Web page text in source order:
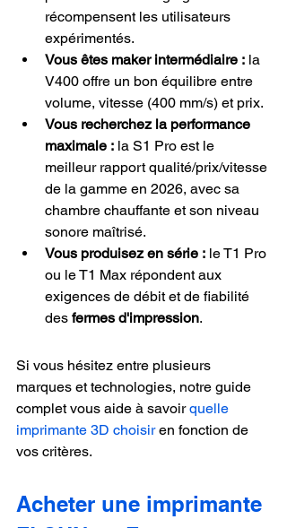
récompensent les utilisateurs
expérimentés.
Vous êtes maker intermédiaire : la
V400 offre un bon équilibre entre
volume, vitesse (400 mm/s) et prix.
Vous recherchez la performance
maximale : la S1 Pro est le
meilleur rapport qualité/prix/vitesse
de la gamme en 2026, avec sa
chambre chauffante et son niveau
sonore maîtrisé.
Vous produisez en série : le T1 Pro
ou le T1 Max répondent aux
exigences de débit et de fiabilité
des fermes d'impression.
Si vous hésitez entre plusieurs
marques et technologies, notre guide
complet vous aide à savoir quelle
imprimante 3D choisir en fonction de
vos critères.
Acheter une imprimante